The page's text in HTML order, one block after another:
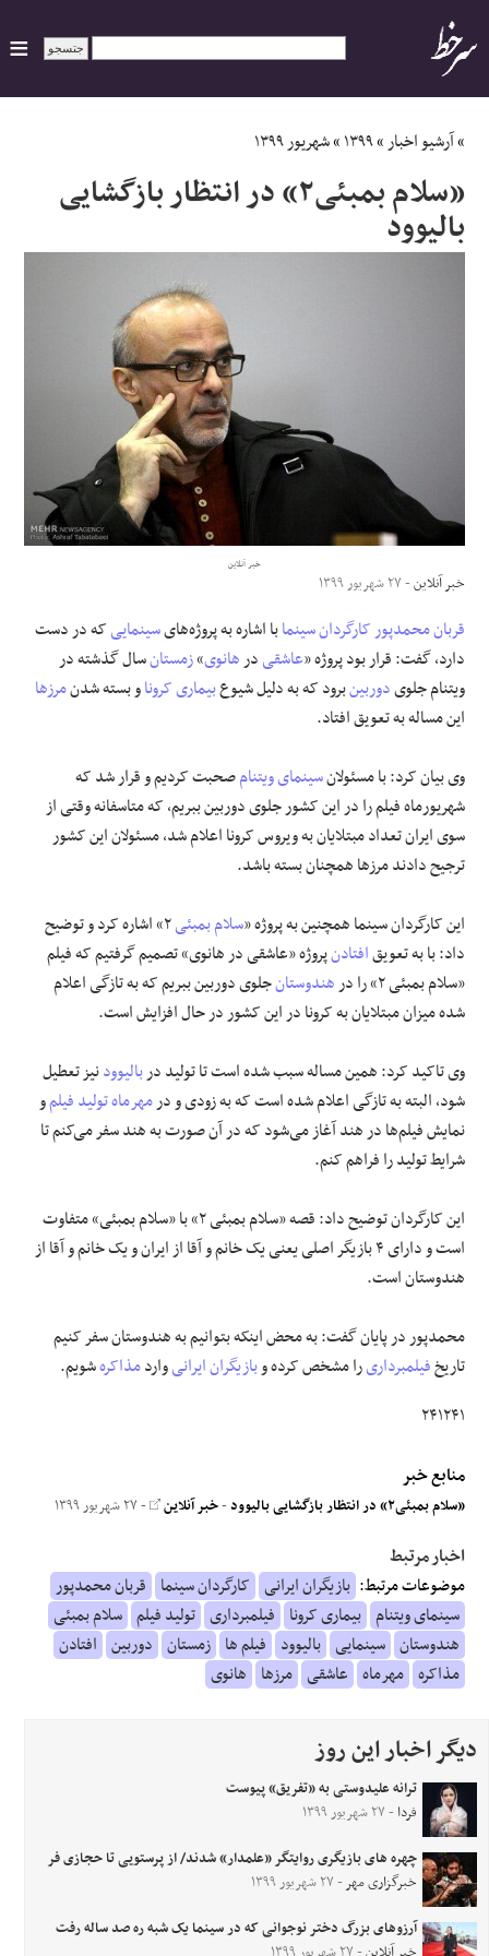
ایران
سیاسی
اقتصاد
علوم و فن آوری
فرهنگی و هنری
مقالات
»آرشیو اخبار»۱۳۹۹»شهریور ۱۳۹۹
«سلام بمبئی۲» در انتظار بازگشایی
بالیوود
خبر آنلاین
خبر آنلاین- ۲۷ شهریور ۱۳۹۹
قربان محمدپورکارگردان سینمابا اشاره به پروژه‌هایسینماییکه در دست
دارد، گفت: قرار بود پروژه «عاشقیدرهانوی»زمستانسال گذشته در
ویتنام جلویدوربینبرود که به دلیل شیوعبیماری کروناو بسته شدنمرزها
این مساله به تعویق افتاد.
وی بیان کرد: با مسئولانسینمای ویتنامصحبت کردیم و قرار شد که
شهریورماه فیلم را در این کشور جلوی دوربین ببریم، که متاسفانه وقتی از
سوی ایران تعداد مبتلایان به ویروس کرونا اعلام شد، مسئولان این کشور
ترجیح دادند مرزها همچنان بسته باشد.
این کارگردان سینما همچنین به پروژه «سلام بمبئی ۲» اشاره کرد و توضیح
داد: با به تعویقافتادنپروژه «عاشقی در هانوی» تصمیم گرفتیم که فیلم
«سلام بمبئی ۲» را در
هندوستانجلوی دوربین ببریم که به تازگی اعلام
شده میزان مبتلایان به کرونا در این کشور در حال افزایش است.
وی تاکید کرد: همین مساله سبب شده است تا تولید دربالیوودنیز تعطیل
شود، البته به تازگی اعلام شده است که به زودی و درمهرماهتولید فیلمو
نمایش فیلم‌ها در هند آغاز می‌شود که در آن صورت به هند سفر می‌کنم تا
شرایط تولید را فراهم کنم.
این کارگردان توضیح داد: قصه «سلام بمبئی ۲» با «سلام بمبئی» متفاوت
است و دارای ۴ بازیگر اصلی یعنی یک خانم و آقا از ایران و یک خانم و آقا از
هندوستان است.
محمدپور در پایان گفت: به محض اینکه بتوانیم به هندوستان سفر کنیم
تاریخفیلمبرداریرا مشخص کرده وبازیگران ایرانیواردمذاکرهشویم.
۲۴۱۲۴۱
منابع خبر
«سلام بمبئی۲» در انتظار بازگشایی بالیوود -خبر آنلاین - ۲۷ شهریور ۱۳۹۹
اخبار مرتبط
موضوعات مرتبط: بازیگران ایرانی کارگردان سینما قربان محمدپور
سینمای ویتنام بیماری کرونا فیلمبرداری تولید فیلم سلام بمبئی
هندوستان سینمایی بالیوود فیلم ها زمستان دوربین افتادن
مذاکره مهرماه عاشقی مرزها هانوی
دیگر اخبار این روز
ترانه علیدوستی به «تفریق» پیوست
فردا - ۲۷ شهریور ۱۳۹۹
چهره های بازیگری روایتگر «علمدار» شدند/ از پرستویی تا حجازی فر
خبرگزاری مهر- ۲۷ شهریور ۱۳۹۹
آرزوهای بزرگ دختر نوجوانی که در سینما یک شبه ره صد ساله رفت